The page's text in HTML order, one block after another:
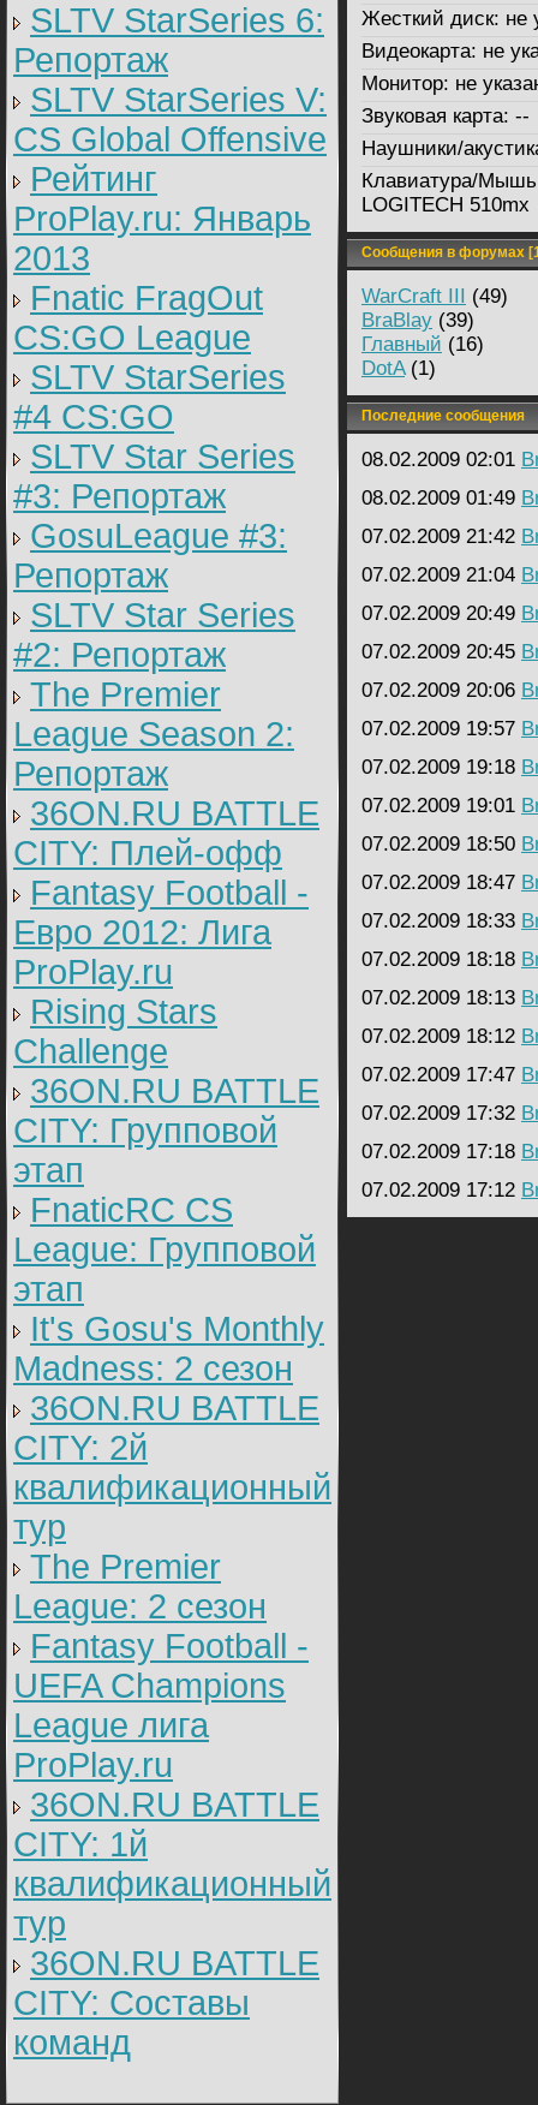
SLTV StarSeries 6:
Репортаж
SLTV StarSeries V:
CS Global Offensive
Рейтинг
ProPlay.ru: Январь
2013
Fnatic FragOut
CS:GO League
SLTV StarSeries
#4 CS:GO
SLTV Star Series
#3: Репортаж
GosuLeague #3:
Репортаж
SLTV Star Series
#2: Репортаж
The Premier
League Season 2:
Репортаж
36ON.RU BATTLE
CITY: Плей-офф
Fantasy Football -
Евро 2012: Лига
ProPlay.ru
Rising Stars
Challenge
36ON.RU BATTLE
CITY: Групповой
этап
FnaticRC CS
League: Групповой
этап
It's Gosu's Monthly
Madness: 2 сезон
36ON.RU BATTLE
CITY: 2й
квалификационный
тур
The Premier
League: 2 cезон
Fantasy Football -
UEFA Champions
League лига
ProPlay.ru
36ON.RU BATTLE
CITY: 1й
квалификационный
тур
36ON.RU BATTLE
CITY: Составы
команд
Жесткий диск: не
Видеокарта: не
Монитор: не
Звуковая карта: --
Наушники/
Клавиатура/
LOGITECH 510mx
Сообщения в форумах
WarCraft III (49)
BraBlay (39)
Главный (16)
DotA(1)
Последние сообщения
08.02.2009 02:01
08.02.2009 01:49
07.02.2009 21:42
07.02.2009 21:04
07.02.2009 20:49
07.02.2009 20:45
07.02.2009 20:06
07.02.2009 19:57
07.02.2009 19:18
07.02.2009 19:01
07.02.2009 18:50
07.02.2009 18:47
07.02.2009 18:33
07.02.2009 18:18
07.02.2009 18:13
07.02.2009 18:12
07.02.2009 17:47
07.02.2009 17:32
07.02.2009 17:18
07.02.2009 17:12